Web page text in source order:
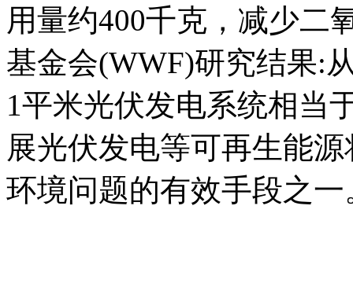
用量约400千克，减少二
基金会(WWF)研究结果:
1平米光伏发电系统相当
展光伏发电等可再生能
环境问题的有效手段之一